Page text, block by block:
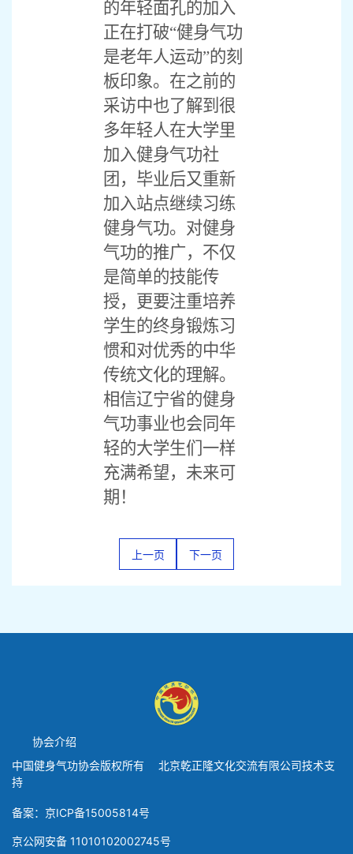
的年轻面孔的加入
正在打破“健身气功
是老年人运动”的刻
板印象。在之前的
采访中也了解到很
多年轻人在大学里
加入健身气功社
团，毕业后又重新
加入站点继续习练
健身气功。对健身
气功的推广，不仅
是简单的技能传
授，更要注重培养
学生的终身锻炼习
惯和对优秀的中华
传统文化的理解。
相信辽宁省的健身
气功事业也会同年
轻的大学生们一样
充满希望，未来可
期！
上一页 下一页
协会介绍
中国健身气功协会版权所有 北京乾正隆文化交流有限公司技术支
持
备案：京ICP备15005814号
京公网安备 11010102002745号